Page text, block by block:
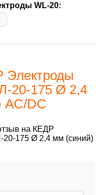
WL-20:
20-175 Ø 2,4
AC/DC
на КЕДР
175 Ø 2,4 мм (синий)